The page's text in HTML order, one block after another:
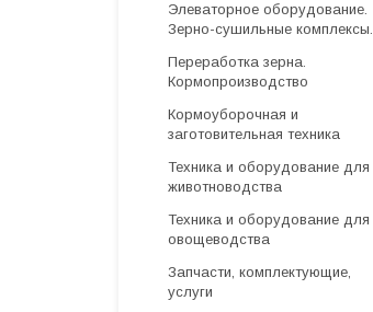
Элеваторное оборудование.
Зерно-сушильные комплексы.
Переработка зерна.
Кормопроизводство
Кормоуборочная и
заготовительная техника
Техника и оборудование для
животноводства
Техника и оборудование для
овощеводства
Запчасти, комплектующие,
услуги